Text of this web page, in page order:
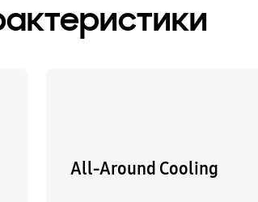
All-Around Cooling